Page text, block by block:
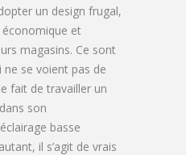
un design frugal,
économique et
magasins. Ce sont
se voient pas de
fait de travailler un
son
basse
il s’agit de vrais